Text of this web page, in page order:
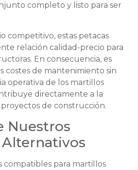
completo y listo para ser
competitivo, estas petacas
relación calidad-precio para
En consecuencia, es
costes de mantenimiento sin
operativa de los martillos
directamente a la
de construcción.
Nuestros
compatibles para martillos